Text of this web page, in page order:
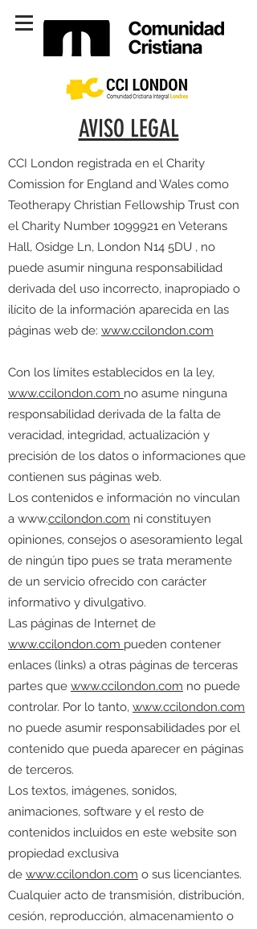
AVISO LEGAL
CCI London registrada en el Charity
Comission for England and Wales como
Teotherapy Christian Fellowship Trust con
el Charity Number 1099921 en Veterans
Hall, Osidge Ln, London N14 5DU , no
puede asumir ninguna responsabilidad
derivada del uso incorrecto, inapropiado o
ilícito de la información aparecida en las
páginas web de: www.ccilondon.com
Con los límites establecidos en la ley,
www.ccilondon.com no asume ninguna
responsabilidad derivada de la falta de
veracidad, integridad, actualización y
precisión de los datos o informaciones que
contienen sus páginas web.
Los contenidos e información no vinculan
a www.ccilondon.com ni constituyen
opiniones, consejos o asesoramiento legal
de ningún tipo pues se trata meramente
de un servicio ofrecido con carácter
informativo y divulgativo.
Las páginas de Internet de
www.ccilondon.com pueden contener
enlaces (links) a otras páginas de terceras
partes que www.ccilondon.com no puede
controlar. Por lo tanto, www.ccilondon.com
no puede asumir responsabilidades por el
contenido que pueda aparecer en páginas
de terceros.
Los textos, imágenes, sonidos,
animaciones, software y el resto de
contenidos incluidos en este website son
propiedad exclusiva
de www.ccilondon.com o sus licenciantes.
Cualquier acto de transmisión, distribución,
cesión, reproducción, almacenamiento o